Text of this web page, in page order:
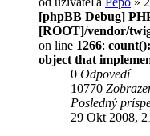
[phpBB Debug]
[ROOT]/vendor/
on line 1266:
object that
0 Odpovedí
10770
Posledný
29 Okt 2008,